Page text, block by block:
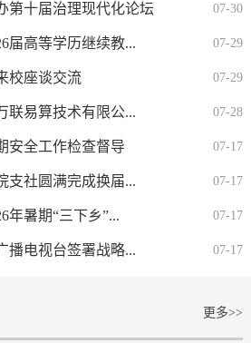
第十届治理现代化论坛 07-30
届高等学历继续教... 07-29
校座谈交流 07-29
联易算技术有限公... 07-28
安全工作检查督导 07-17
支社圆满完成换届... 07-17
年暑期“三下乡”... 07-17
播电视台签署战略... 07-17
更多>>